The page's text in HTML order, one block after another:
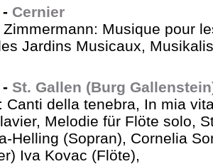
- Cernier
Zimmermann: Musique pour
Jardins Musicaux,
- St. Gallen (Burg
Canti della tenebra, In mia
Melodie für Flöte solo,
Helling (Sopran), Cornelia
Iva Kovac (Flöte),